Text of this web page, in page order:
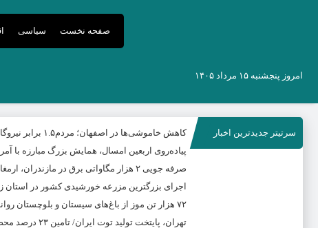
صفحه نخست سیاسی
امروز پنجشنبه ۱۵ مرداد ۱۴۰۵
سرتیتر جدیدترین اخبار
کاهش خاموشی‌ها در اصفهان؛ مردم۱.۵ برابر نیروگاه منتظری صرفه جویی کردند
پیاده‌روی اربعین امسال، همایش بزرگ مبارزه با
صرفه جویی ۲ هزار مگاواتی برق در مازندران، ارمغان پویش «قرار همدلی»
اجرای بزرگترین مزرعه خورشیدی کشور در استان
۷۲ هزار تن موز از باغ‌های سیستان و بلوچستان روانه بازار شد
تهران، پایتخت تولید توت ایران/ تامین ۲۳ درصد محصول کشور از باغات استان